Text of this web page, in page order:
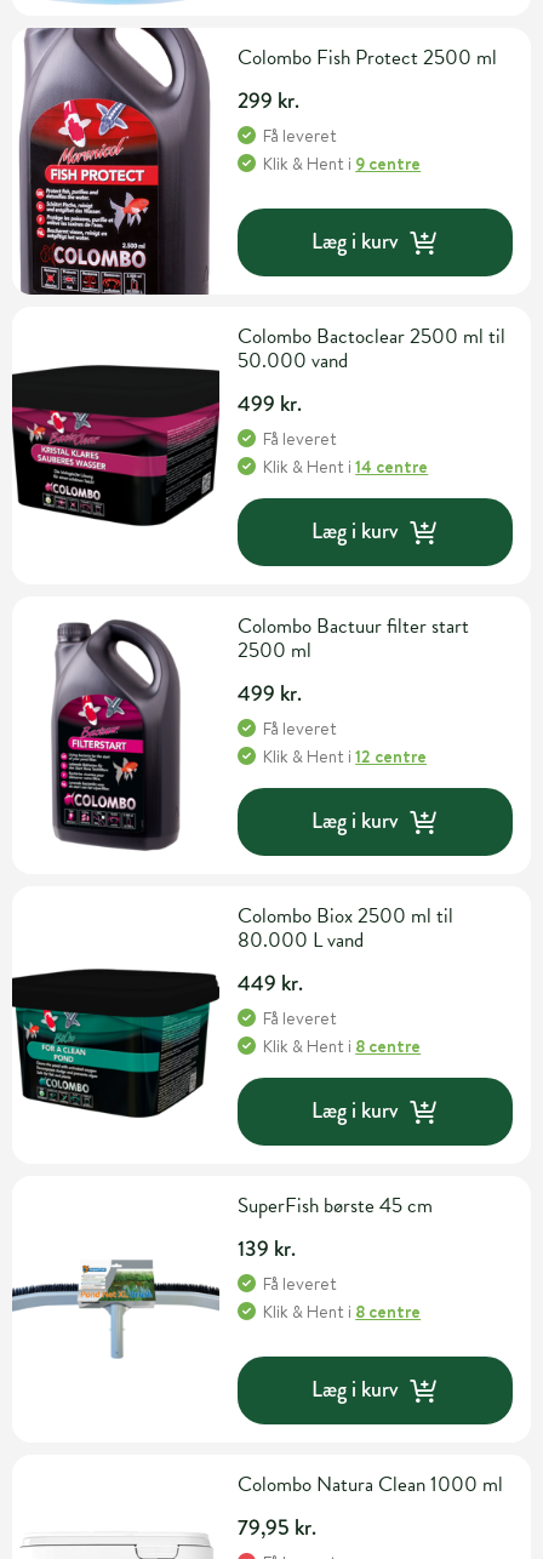
Colombo Fish Protect 2500 ml
299 kr.
Få leveret
Klik & Hent i 9 centre
Læg i kurv
Colombo Bactoclear 2500 ml til
50.000 vand
499 kr.
Få leveret
Klik & Hent i14 centre
Læg i kurv
Colombo Bactuur filter start
2500 ml
499 kr.
Få leveret
Klik & Hent i12 centre
Læg i kurv
Colombo Biox 2500 ml til
80.000 L vand
449 kr.
Få leveret
Klik & Hent i 8 centre
Læg i kurv
SuperFish børste 45 cm
139 kr.
Få leveret
Klik & Hent i 8 centre
Læg i kurv
Colombo Natura Clean 1000 ml
79,95 kr.